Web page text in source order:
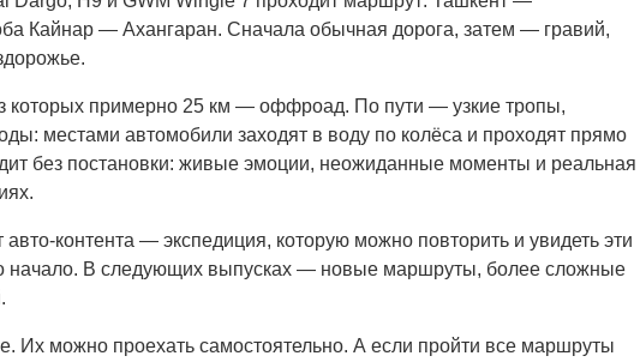
Кайнар — Ахангаран. Сначала обычная дорога, затем — гравий,
которых примерно 25 км — оффроад. По пути — узкие тропы,
местами автомобили заходят в воду по колёса и проходят прямо
без постановки: живые эмоции, неожиданные моменты и реальная
контента — экспедиция, которую можно повторить и увидеть эти
начало. В следующих выпусках — новые маршруты, более сложные
Их можно проехать самостоятельно. А если пройти все маршруты